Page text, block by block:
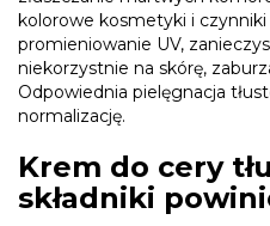
kolorowe kosmetyki i
promieniowanie UV,
niekorzystnie na skórę,
Odpowiednia pielęgnacja
normalizację.
Krem do cery
składniki